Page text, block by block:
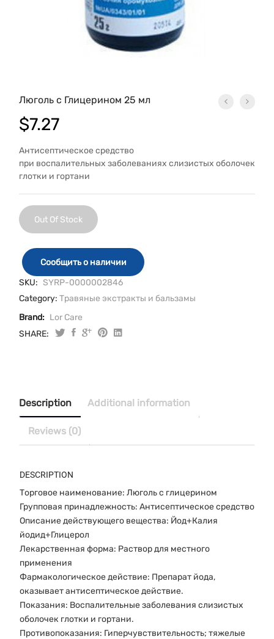
Люголь с Глицерином 25 мл
$7.27
Антисептическое средство
при воспалительных заболеваниях слизистых оболочек
глотки и гортани
Out Of Stock
Сообщить о наличии
SKU: SYRP-0000002846
Category: Травяные экстракты и бальзамы
Brand: Lor Care
SHARE:
Description Additional information
Reviews (0)
DESCRIPTION
Торговое наименование: Люголь с глицерином
Групповая принадлежность: Антисептическое средство
Описание действующего вещества: Йод+Калия
йодид+Глицерол
Лекарственная форма: Раствор для местного
применения
Фармакологическое действие: Препарат йода,
оказывает антисептическое действие.
Показания: Воспалительные заболевания слизистых
оболочек глотки и гортани.
Противопоказания: Гиперчувствительность; тяжелые